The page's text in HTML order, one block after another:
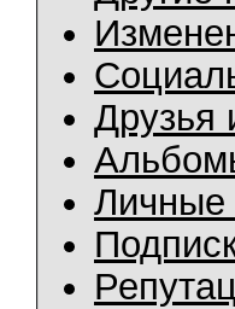
Друзья
Личные